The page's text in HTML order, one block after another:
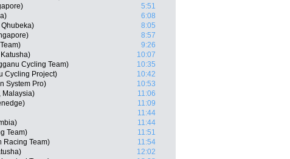
5:51
6:08
8:05
8:57
9:26
10:07
Cycling Team)
10:35
Cycling Project)
10:42
System Pro)
10:53
Malaysia)
11:06
11:09
11:44
11:44
Team)
11:51
Racing Team)
11:54
12:02